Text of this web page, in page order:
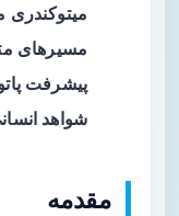
میتوکندری
پیشرفت
شواهد
مقدمه